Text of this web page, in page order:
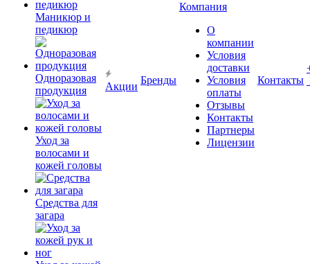
Маникюр и
педикюр
Одноразовая
продукция
Уход за
волосами и
кожей головы
Средства для
загара
Акции
Бренды
Компания
О
компании
Условия
доставки
Условия
оплаты
Отзывы
Контакты
Партнеры
Лицензии
Контакты